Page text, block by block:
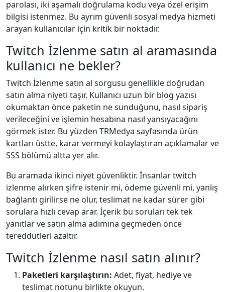
parolası, iki aşamalı doğrulama kodu veya özel erişim
bilgisi istenmez. Bu ayrım güvenli sosyal medya hizmeti
arayan kullanıcılar için kritik bir noktadır.
Twitch İzlenme satın al aramasında
kullanıcı ne bekler?
Twitch İzlenme satın al sorgusu genellikle doğrudan
satın alma niyeti taşır. Kullanıcı uzun bir blog yazısı
okumaktan önce paketin ne sunduğunu, nasıl sipariş
verileceğini ve işlemin hesabına nasıl yansıyacağını
görmek ister. Bu yüzden TRMedya sayfasında ürün
kartları üstte, karar vermeyi kolaylaştıran açıklamalar ve
SSS bölümü altta yer alır.
Bu aramada ikinci niyet güvenliktir. İnsanlar twitch
i̇zlenme alırken şifre istenir mi, ödeme güvenli mi, yanlış
bağlantı girilirse ne olur, teslimat ne kadar sürer gibi
sorulara hızlı cevap arar. İçerik bu soruları tek tek
yanıtlar ve satın alma adımına geçmeden önce
tereddütleri azaltır.
Twitch İzlenme nasıl satın alınır?
Paketleri karşılaştırın: Adet, fiyat, hediye ve
teslimat notunu birlikte okuyun.